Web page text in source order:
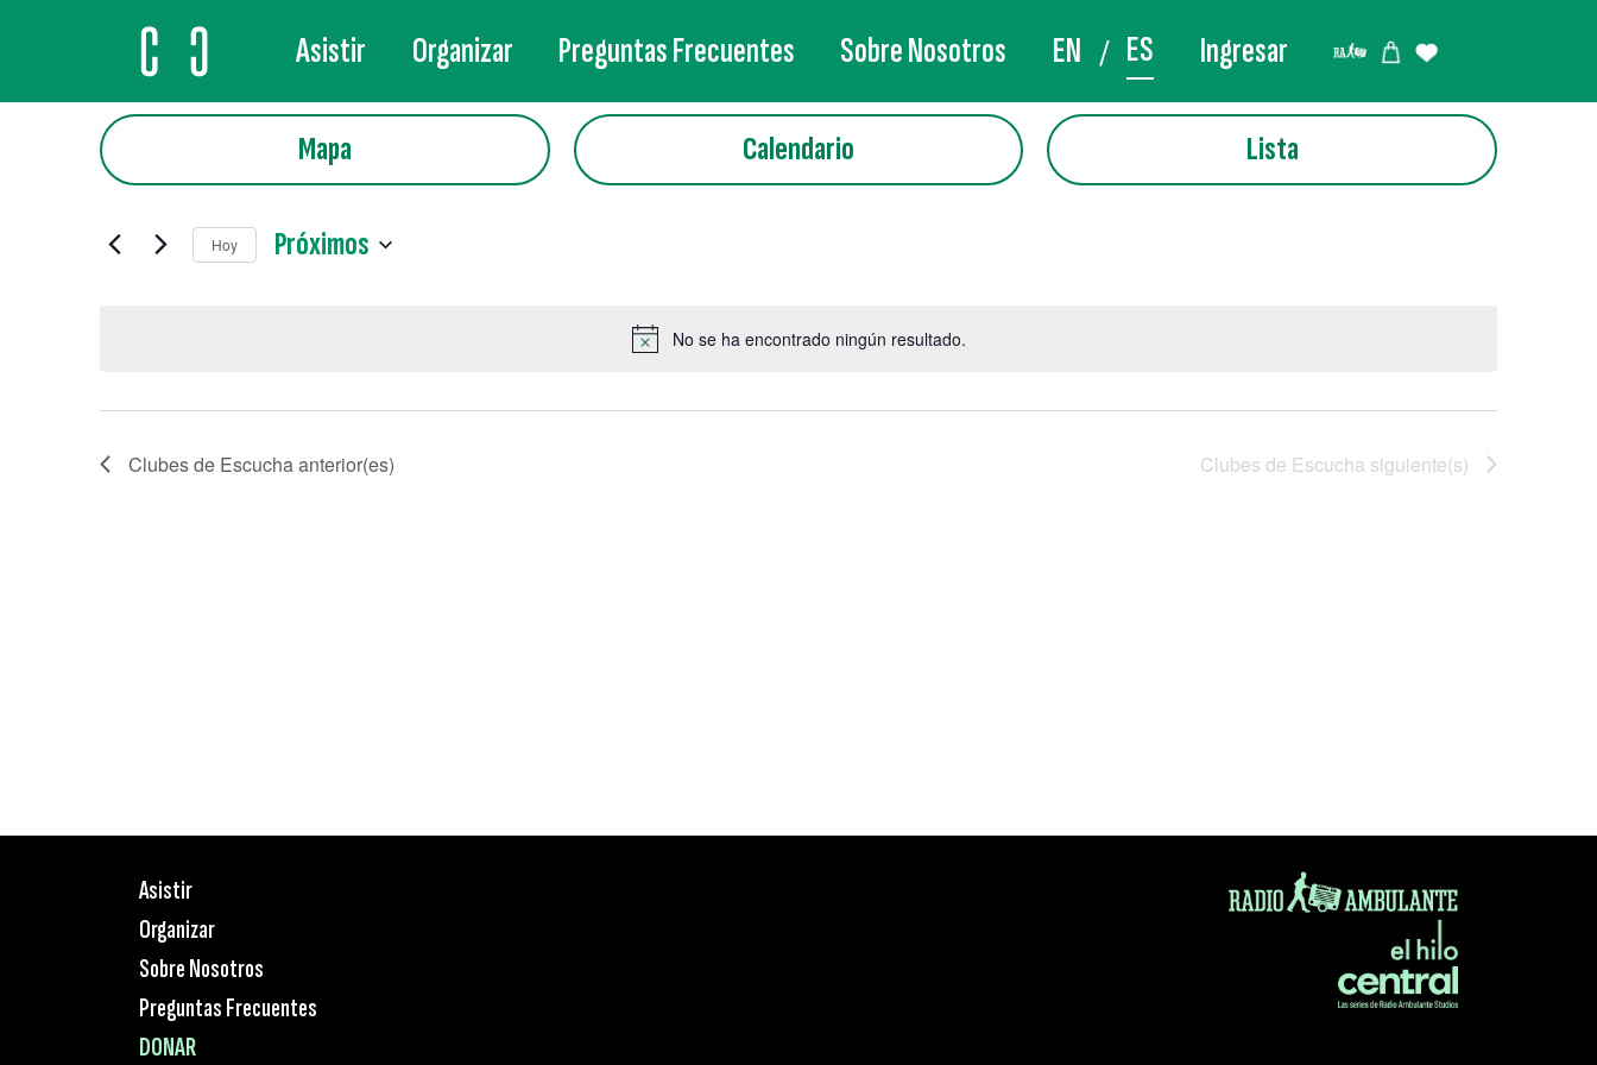
MAIN NAVIGATION
Asistir Organizar Preguntas Frecuentes Sobre Nosotros EN ES Ingresar
Aviso
No se ha encontrado ningún resultado.
Mapa Calendario Lista
Hoy Próximos
Clubes de Escuchaanterior(es) Clubes de Escucha siguiente(s)
Asistir
Organizar
Sobre Nosotros
Preguntas Frecuentes
DONAR